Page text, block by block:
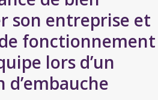
son entreprise et
fonctionnement
lors d’un